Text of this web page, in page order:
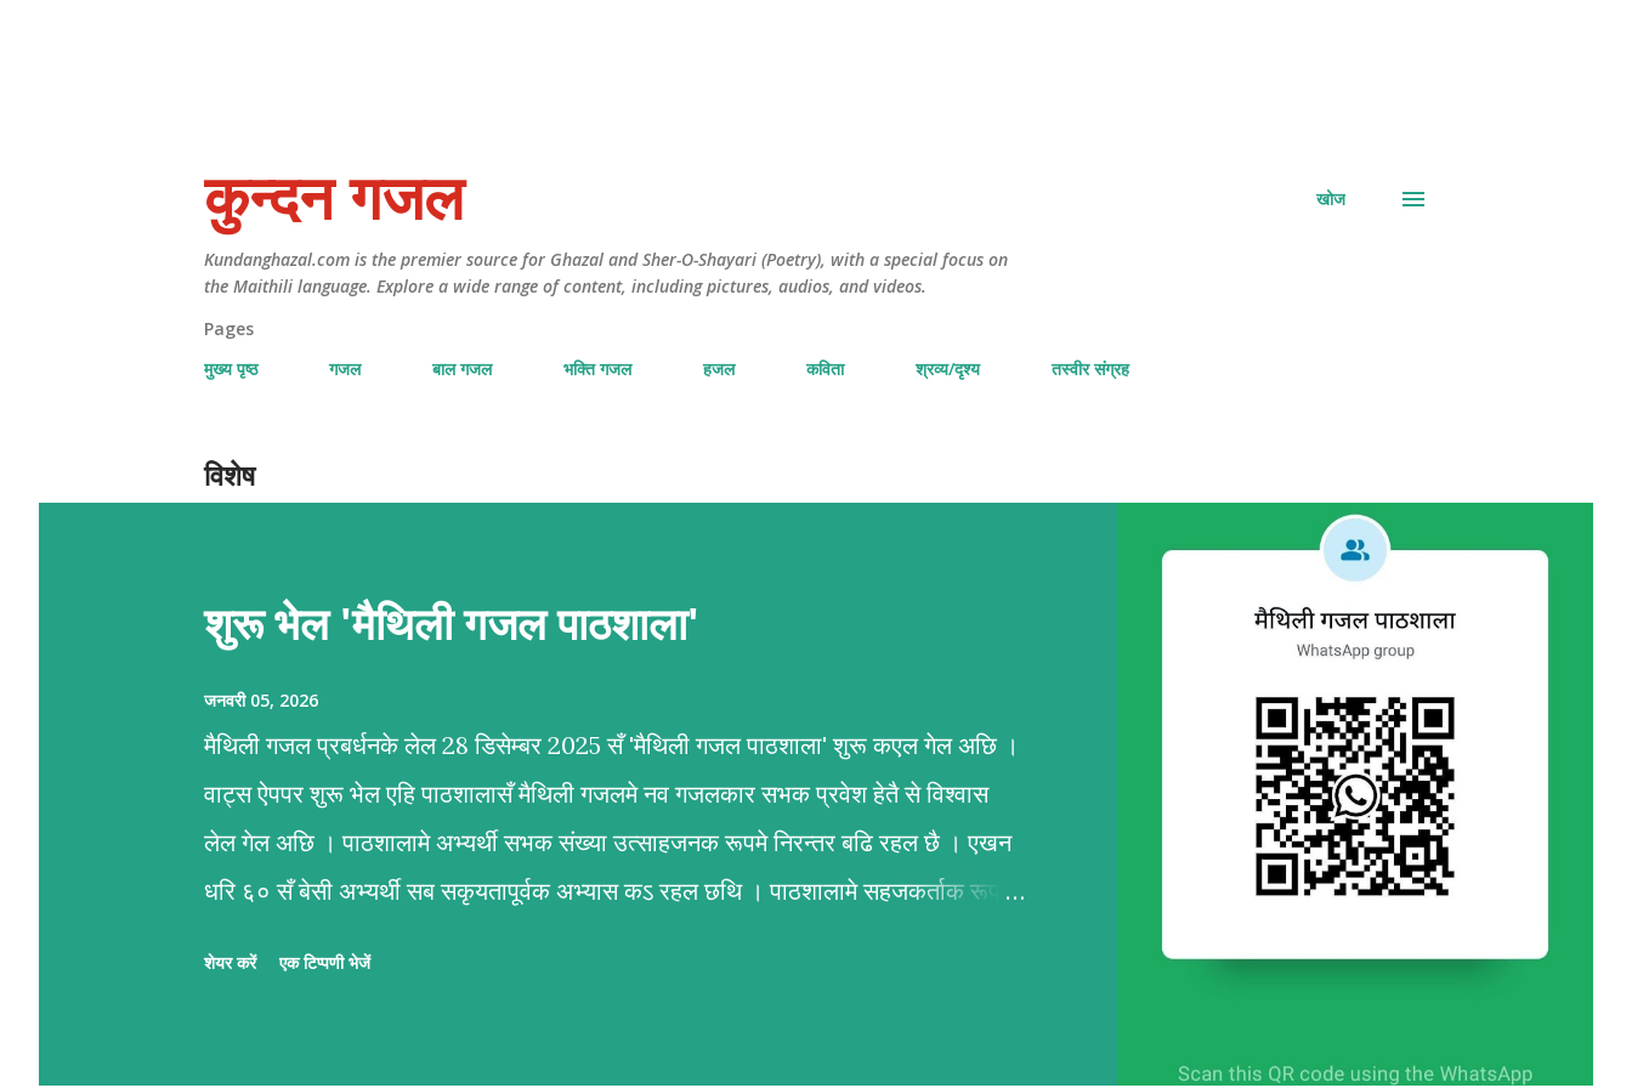
कुन्दन गजल
Kundanghazal.com is the premier source for Ghazal and Sher-O-Shayari (Poetry), with a special focus on
the Maithili language. Explore a wide range of content, including pictures, audios, and videos.
खोज
Pages
मुख्य पृष्ठ
गजल बाल गजल भक्ति गजल हजल कविता श्रव्य/दृश्य तस्वीर संग्रह
विशेष
शुरू भेल 'मैथिली गजल पाठशाला'
जनवरी 05, 2026
मैथिली गजल प्रबर्धनके लेल 28 डिसेम्बर 2025 सँ 'मैथिली गजल पाठशाला' शुरू कएल गेल अछि ।
वाट्स ऐपपर शुरू भेल एहि पाठशालासँ मैथिली गजलमे नव गजलकार सभक प्रवेश हेतै से विश्वास
लेल गेल अछि । पाठशालामे अभ्यर्थी सभक संख्या उत्साहजनक रूपमे निरन्तर बढि रहल छै । एखन
धरि ६० सँ बेसी अभ्यर्थी सब सकृयतापूर्वक अभ्यास कऽ रहल छथि । पाठशालामे सहजकर्ताक रूपमे
शेयर करें एक टिप्पणी भेजें